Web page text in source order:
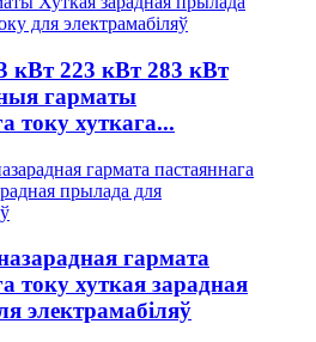
кВт 223 кВт 283 кВт
гарматы
току хуткага...
гармата
току хуткая зарадная
электрамабіляў